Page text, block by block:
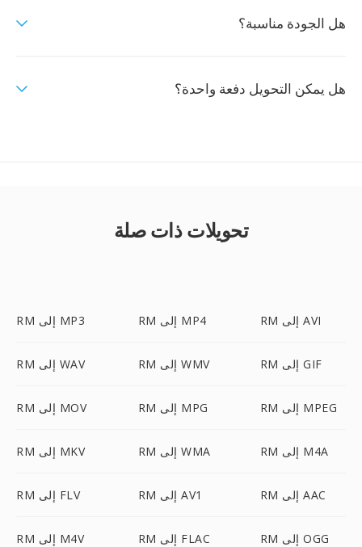
هل الجودة مناسبة؟
هل يمكن التحويل دفعة واحدة؟
تحويلات ذات صلة
RM إلى MP3 RM إلى MP4 RM إلى AVI
RM إلى WAV RM إلى WMV RM إلى GIF
RM إلى MOV RM إلى MPG RM إلى MPEG
RM إلى MKV RM إلى WMA RM إلى M4A
RM إلى FLV RM إلى AV1 RM إلى AAC
RM إلى M4V RM إلى FLAC RM إلى OGG